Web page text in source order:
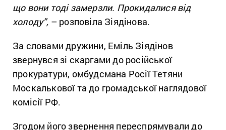
що вони тоді замерзли. Прокидалися від
холоду”, – розповіла Зіядінова.
За словами дружини, Еміль Зіядінов
звернувся зі скаргами до російської
прокуратури, омбудсмана Росії Тетяни
Москалькової та до громадської наглядової
комісії РФ.
Згодом його звернення переспрямували до